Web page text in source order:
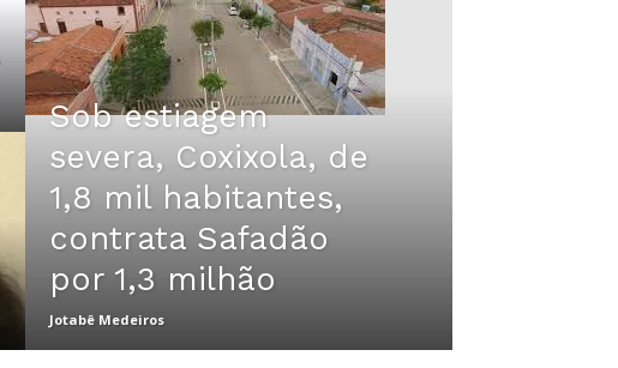
Sob estiagem
severa, Coxixola, de
1,8 mil habitantes,
contrata Safadão
por 1,3 milhão
Jotabê Medeiros